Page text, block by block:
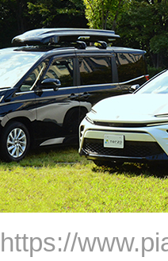
https://